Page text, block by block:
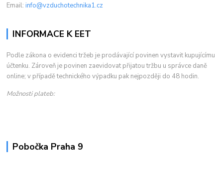
Email:info@vzduchotechnika1.cz
INFORMACE K EET
Podle zákona o evidenci tržeb je prodávající povinen vystavit kupujícímu
účtenku. Zároveň je povinen zaevidovat přijatou tržbu u správce daně
online; v případě technického výpadku pak nejpozději do 48 hodin.
Možnosti plateb:
Pobočka Praha 9